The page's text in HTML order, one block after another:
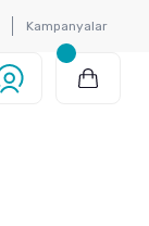
Kampanyalar